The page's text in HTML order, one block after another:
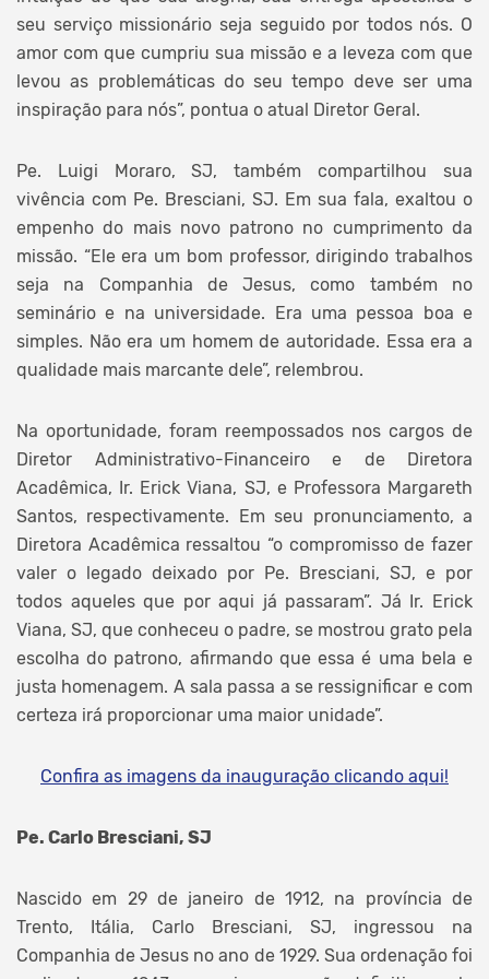
seu serviço missionário seja seguido por todos nós. O
amor com que cumpriu sua missão e a leveza com que
levou as problemáticas do seu tempo deve ser uma
inspiração para nós”, pontua o atual Diretor Geral.
Pe. Luigi Moraro, SJ, também compartilhou sua
vivência com Pe. Bresciani, SJ. Em sua fala, exaltou o
empenho do mais novo patrono no cumprimento da
missão. “Ele era um bom professor, dirigindo trabalhos
seja na Companhia de Jesus, como também no
seminário e na universidade. Era uma pessoa boa e
simples. Não era um homem de autoridade. Essa era a
qualidade mais marcante dele”, relembrou.
Na oportunidade, foram reempossados nos cargos de
Diretor Administrativo-Financeiro e de Diretora
Acadêmica, Ir. Erick Viana, SJ, e Professora Margareth
Santos, respectivamente. Em seu pronunciamento, a
Diretora Acadêmica ressaltou “o compromisso de fazer
valer o legado deixado por Pe. Bresciani, SJ, e por
todos aqueles que por aqui já passaram”. Já Ir. Erick
Viana, SJ, que conheceu o padre, se mostrou grato pela
escolha do patrono, afirmando que essa é uma bela e
justa homenagem. A sala passa a se ressignificar e com
certeza irá proporcionar uma maior unidade”.
Confira as imagens da inauguração clicando aqui!
Pe. Carlo Bresciani, SJ
Nascido em 29 de janeiro de 1912, na província de
Trento, Itália, Carlo Bresciani, SJ, ingressou na
Companhia de Jesus no ano de 1929. Sua ordenação foi